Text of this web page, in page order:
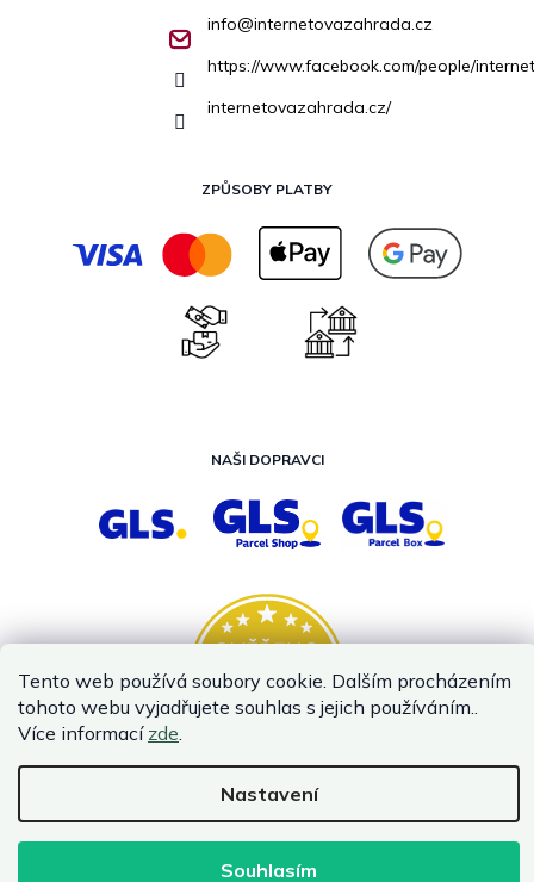
Tento web používá soubory cookie. Dalším procházením
tohoto webu vyjadřujete souhlas s jejich používáním..
Více informací zde.
Nastavení
Souhlasím
info@internetovazahrada.cz
https://www.facebook.com/people/
internetovazahrada.cz/
ZPŮSOBY PLATBY
NAŠI DOPRAVCI